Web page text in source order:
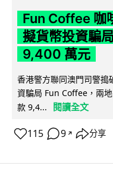
Fun Coffee 咖
擬貨幣投資騙
9,400 萬元
香港警方聯同澳門司警搗
資騙局 Fun Coffee，兩
款 9,4...
閱讀全文
115 9 ↗ 分享